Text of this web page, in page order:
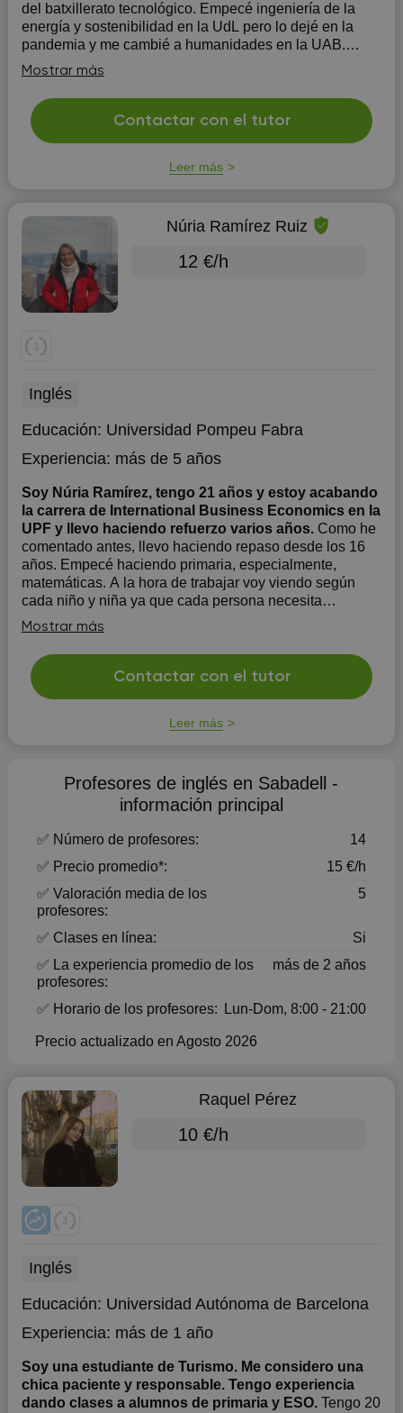
del batxillerato tecnológico. Empecé ingeniería de la
energía y sostenibilidad en la UdL pero lo dejé en la
pandemia y me cambié a humanidades en la UAB.
También estudié hasta tercero de grado profesional de
Mostrar más
Contactar con el tutor
Leer más
Núria Ramírez Ruiz
12 €/h
Inglés
Educación: Universidad Pompeu Fabra
Experiencia: más de 5 años
Soy Núria Ramírez, tengo 21 años y estoy acabando
la carrera de International Business Economics en la
UPF y llevo haciendo refuerzo varios años. Como he
comentado antes, llevo haciendo repaso desde los 16
años. Empecé haciendo primaria, especialmente,
matemáticas. A la hora de trabajar voy viendo según
cada niño y niña ya que cada persona necesita
diferentes cosas. Normalmente, no sólo ayudo a
resolver las dudas y dar refuerzo de las asigna...
Mostrar más
Contactar con el tutor
Leer más
Profesores de inglés en Sabadell -
información principal
✅ Número de profesores:
14
✅ Precio promedio*:
15 €/h
✅ Valoración media de los
profesores:
5
✅ Clases en línea:
Si
✅ La experiencia promedio de los
profesores:
más de 2 años
✅ Horario de los profesores: Lun-Dom, 8:00 - 21:00
Precio actualizado en Agosto 2026
Raquel Pérez
10 €/h
Inglés
Educación: Universidad Autónoma de Barcelona
Experiencia: más de 1 año
Soy una estudiante de Turismo. Me considero una
chica paciente y responsable. Tengo experiencia
dando clases a alumnos de primaria y ESO. Tengo 20